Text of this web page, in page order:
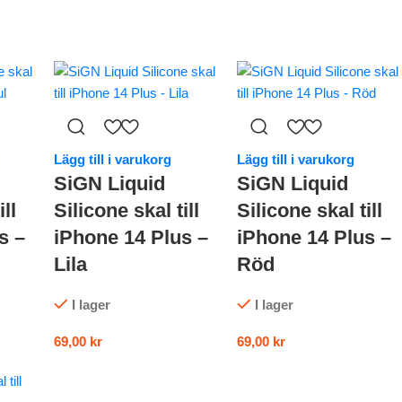
–
Lägg till i varukorg
SiGN Liquid
Silicone skal till
iPhone 14 Plus –
Lila
I lager
69,00 kr
Lägg till i varukorg
SiGN Liquid
Silicone skal till
iPhone 14 Plus –
Röd
I lager
69,00 kr